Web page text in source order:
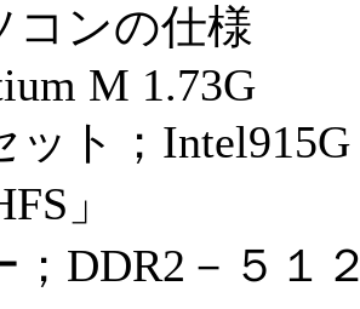
コンの仕様
M 1.73G
ット；
」
；DDR2－５１